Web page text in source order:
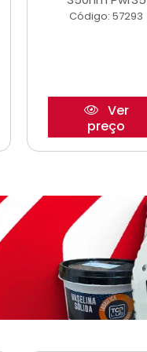
Código: 57293
Ver
preço